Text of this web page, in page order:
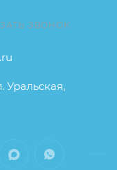
ЗВОНОК
Уральская,